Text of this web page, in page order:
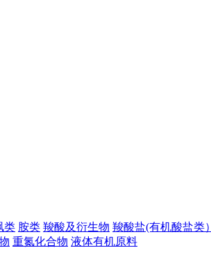
类 胺类 羧酸及衍生物 羧酸盐(有机酸盐类）
重氮化合物 液体有机原料